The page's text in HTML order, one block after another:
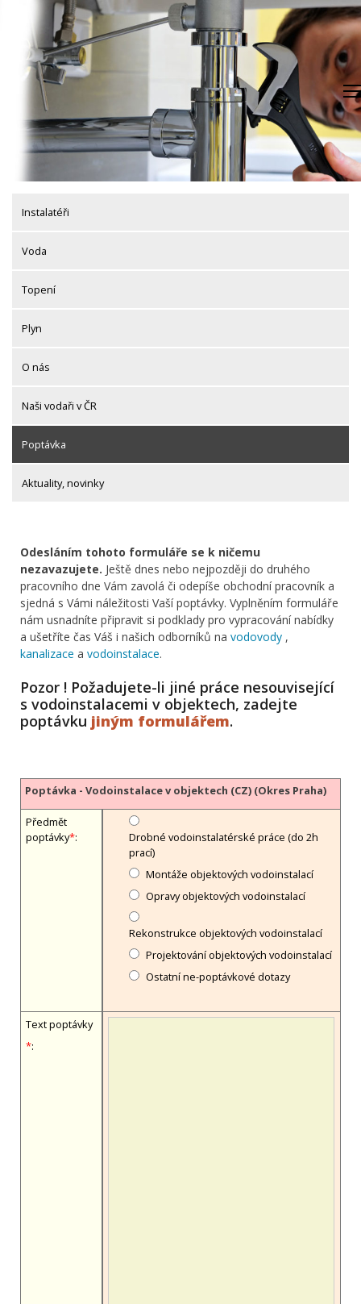
content
Instalatéři
Voda
Topení
Plyn
O nás
Naši vodaři v ČR
Poptávka
Aktuality, novinky
Odesláním tohoto formuláře se k ničemu
nezavazujete. Ještě dnes nebo nejpozději do druhého
pracovního dne Vám zavolá či odepíše obchodní pracovník a
sjedná s Vámi náležitosti Vaší poptávky. Vyplněním formuláře
nám usnadníte připravit si podklady pro vypracování nabídky
a ušetříte čas Váš i našich odborníků na vodovody ,
kanalizace a vodoinstalace.
Pozor ! Požadujete-li jiné práce nesouvisející
s vodoinstalacemi v objektech, zadejte
poptávku jiným formulářem.
Poptávka - Vodoinstalace v objektech (CZ) (Okres Praha)
Předmět
poptávky*:
Drobné vodoinstalatérské práce (do 2h
prací)
Montáže objektových vodoinstalací
Opravy objektových vodoinstalací
Rekonstrukce objektových vodoinstalací
Projektování objektových vodoinstalací
Ostatní ne-poptávkové dotazy
Text poptávky
*: